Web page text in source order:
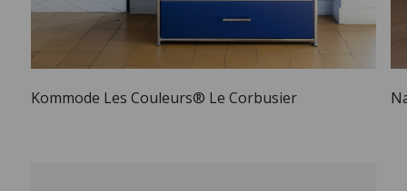
Kommode Les Couleurs® Le Corbusier